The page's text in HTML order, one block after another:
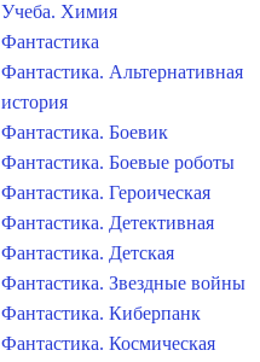
Учеба. Химия
Фантастика
Фантастика. Альтернативная
история
Фантастика. Боевик
Фантастика. Боевые роботы
Фантастика. Героическая
Фантастика. Детективная
Фантастика. Детская
Фантастика. Звездные войны
Фантастика. Киберпанк
Фантастика. Космическая